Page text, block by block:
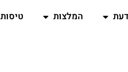
המלצות
טיסות